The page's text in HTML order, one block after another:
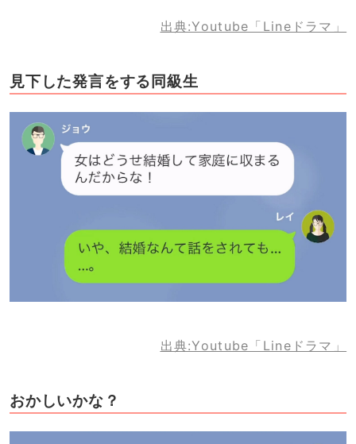
出典:Youtube「Lineドラマ」
見下した発言をする同級生
出典:Youtube「Lineドラマ」
おかしいかな？